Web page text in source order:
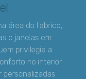
área do fabrico,
e janelas em
privilegia a
no interior
personalizadas